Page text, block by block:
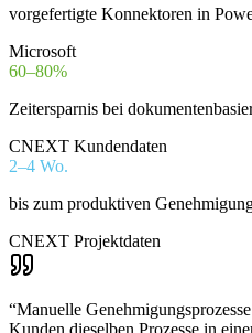
vorgefertigte Konnektoren in
Microsoft
60–80%
Zeitersparnis bei
CNEXT Kundendaten
2–4 Wo.
bis zum produktiven
CNEXT Projektdaten
“Manuelle
Kunden dieselben Prozesse in